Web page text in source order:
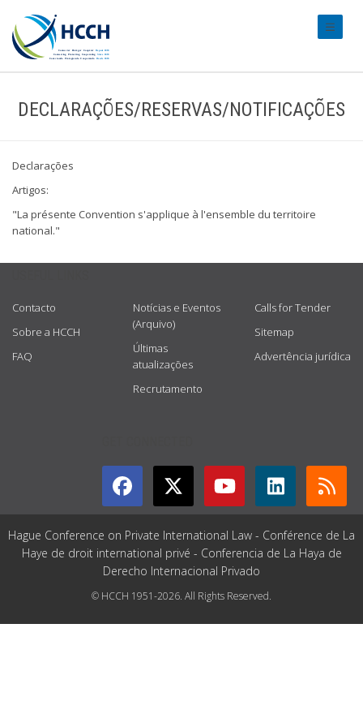
DECLARAÇÕES/RESERVAS/NOTIFICAÇÕES
Declarações
Artigos:
"La présente Convention s'applique à l'ensemble du territoire
national."
Contacto
Sobre a HCCH
FAQ
Notícias e Eventos
(Arquivo)
Últimas
atualizações
Recrutamento
Calls for Tender
Sitemap
Advertência jurídica
Hague Conference on Private International Law - Conférence de La
Haye de droit international privé - Conferencia de La Haya de
Derecho Internacional Privado
© HCCH 1951-2026. All Rights Reserved.